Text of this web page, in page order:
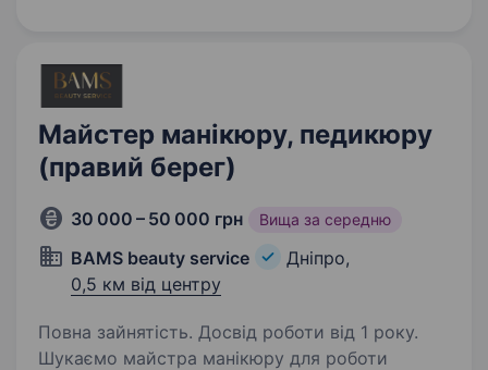
Майстер манікюру, педикюру
(правий берег)
30 000 – 50 000 грн Вища за середню
BAMS beauty service
Дніпро,
0,5 км від центру
Повна зайнятість. Досвід роботи від 1 року.
Шукаємо майстра манікюру для роботи